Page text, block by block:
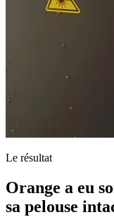
Le résultat
Orange a eu
sa pelouse